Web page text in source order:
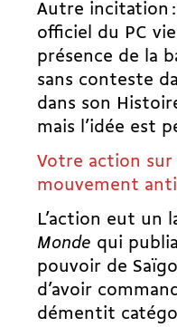
Autre incitation
officiel du PC
présence de la
sans conteste
dans son
mais l’idée est
Votre action sur
mouvement
L’action eut un
Monde qui
pouvoir de
d’avoir
démentit